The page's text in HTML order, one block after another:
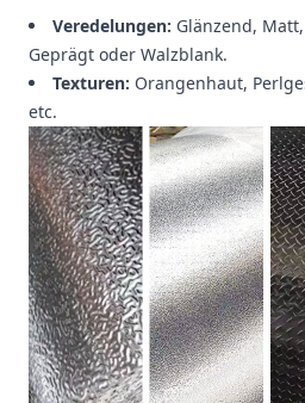
Veredelungen: Glänzend,
Geprägt oder Walzblank.
Texturen: Orangenhaut,
etc.